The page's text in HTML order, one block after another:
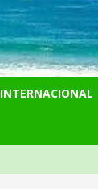
INTERNACIONAL